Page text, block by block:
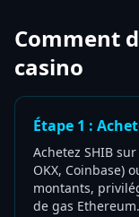
Comment
casino
Étape 1 :
Achetez SHIB
OKX, Coinbase)
montants,
de gas Ethereum.